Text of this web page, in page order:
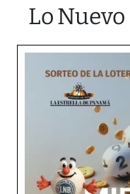
Lo Nuevo